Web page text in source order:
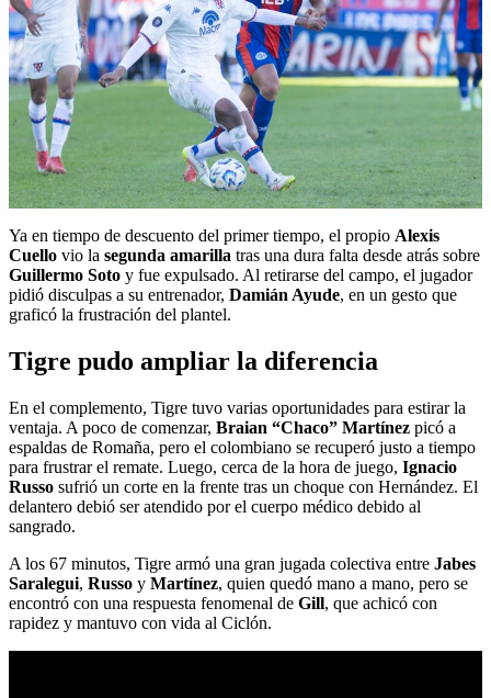
Ya en tiempo de descuento del primer tiempo, el propio Alexis
Cuello vio la segunda amarilla tras una dura falta desde atrás sobre
Guillermo Soto y fue expulsado. Al retirarse del campo, el jugador
pidió disculpas a su entrenador, Damián Ayude, en un gesto que
graficó la frustración del plantel.
Tigre pudo ampliar la diferencia
En el complemento, Tigre tuvo varias oportunidades para estirar la
ventaja. A poco de comenzar, Braian “Chaco” Martínez picó a
espaldas de Romaña, pero el colombiano se recuperó justo a tiempo
para frustrar el remate. Luego, cerca de la hora de juego, Ignacio
Russo sufrió un corte en la frente tras un choque con Hernández. El
delantero debió ser atendido por el cuerpo médico debido al
sangrado.
A los 67 minutos, Tigre armó una gran jugada colectiva entre Jabes
Saralegui, Russo y Martínez, quien quedó mano a mano, pero se
encontró con una respuesta fenomenal de Gill, que achicó con
rapidez y mantuvo con vida al Ciclón.